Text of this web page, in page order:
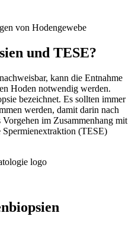
von Hodengewebe
und TESE?
kann die Entnahme
Hoden notwendig werden.
bezeichnet. Es sollten immer
werden, damit darin nach
im Zusammenhang mit
(TESE)